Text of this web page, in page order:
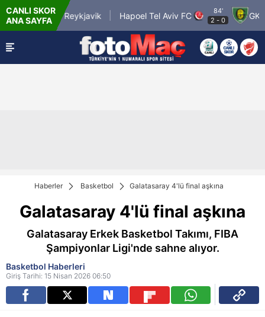
CANLI SKOR
ANA SAYFA
Vikingur Reykjavik Hapoel Tel Aviv FC
2
0 GKS
Haberler Basketbol Galatasaray 4'lü final aşkına
Galatasaray 4'lü final aşkına
Galatasaray Erkek Basketbol Takımı, FIBA
Şampiyonlar Ligi'nde sahne alıyor.
Basketbol Haberleri
Giriş Tarihi: 15 Nisan 2026 06:50